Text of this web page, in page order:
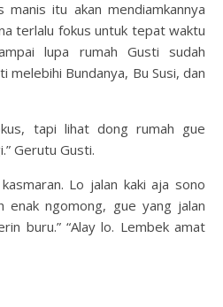
itu akan mendiamkannya
terlalu fokus untuk tepat waktu
lupa rumah Gusti sudah
melebihi Bundanya, Bu Susi, dan
tapi lihat dong rumah gue
Gerutu Gusti.
Lo jalan kaki aja sono
enak ngomong, gue yang jalan
buru.” “Alay lo. Lembek amat